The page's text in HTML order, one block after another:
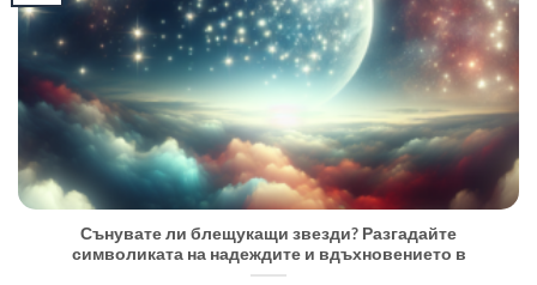
Сънувате ли блещукащи звезди? Разгадайте
символиката на надеждите и вдъхновението в